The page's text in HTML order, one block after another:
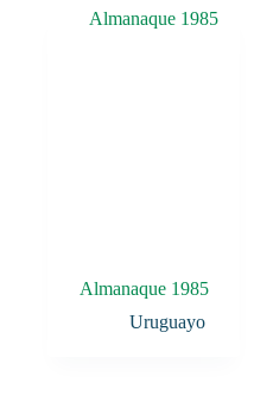
Almanaque 1985
Uruguayo